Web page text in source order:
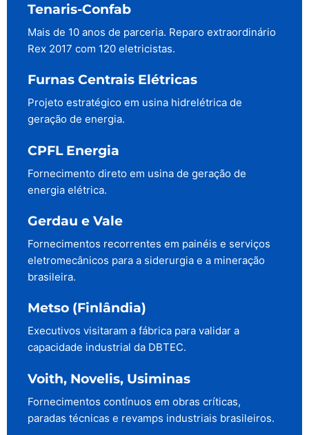
Tenaris-Confab
Mais de 10 anos de parceria. Reparo extraordinário
Rex 2017 com 120 eletricistas.
Furnas Centrais Elétricas
Projeto estratégico em usina hidrelétrica de
geração de energia.
CPFL Energia
Fornecimento direto em usina de geração de
energia elétrica.
Gerdau e Vale
Fornecimentos recorrentes em painéis e serviços
eletromecânicos para a siderurgia e a mineração
brasileira.
Metso (Finlândia)
Executivos visitaram a fábrica para validar a
capacidade industrial da DBTEC.
Voith, Novelis, Usiminas
Fornecimentos contínuos em obras críticas,
paradas técnicas e revamps industriais brasileiros.